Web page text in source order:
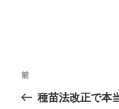
投
稿
前
の
前
種苗法改正で本